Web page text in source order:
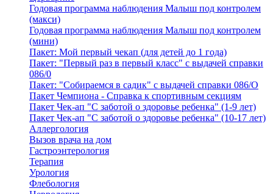
Годовая программа наблюдения Малыш под контролем
(макси)
Годовая программа наблюдения Малыш под контролем
(мини)
Пакет: Мой первый чекап (для детей до 1 года)
Пакет: "Первый раз в первый класс" с выдачей справки
086/0
Пакет: "Собираемся в садик" с выдачей справки 086/О
Пакет Чемпиона - Справка к спортивным секциям
Пакет Чек-ап "С заботой о здоровье ребенка" (1-9 лет)
Пакет Чек-ап "С заботой о здоровье ребенка" (10-17 лет)
Аллергология
Вызов врача на дом
Гастроэнтерология
Терапия
Урология
Флебология